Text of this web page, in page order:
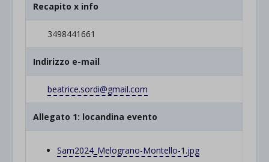
Recapito x info
3498441661
Indirizzo e-mail
beatrice.sordi@gmail.com
Allegato 1: locandina evento
Sam2024_Melograno-Montello-1.jpg